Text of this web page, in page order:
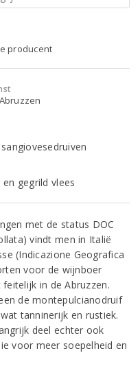
producent
gegrild vlees
met de status DOC
vindt men in Italië
(Indicazione Geografica
voor de wijnboer
in de Abruzzen.
de montepulcianodruif
tanninerijk en rustiek.
deel echter ook
voor meer soepelheid en